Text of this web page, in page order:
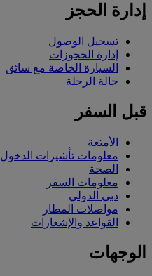
إدارة الحجز
تسجيل الوصول
إدارة الحجوزات
السيارة الخاصة مع سائق
حالة الرحلة
قبل السفر
الأمتعة
معلومات تأشيرات الدخول
الصحة
معلومات السفر
دبي الدولي
مواصلات المطار
القواعد والإشعارات
الوجهات